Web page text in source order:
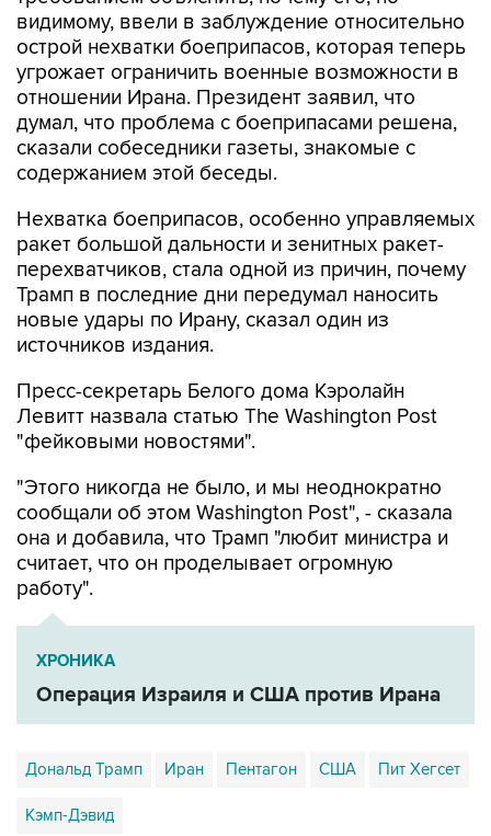
видимому, ввели в заблуждение относительно
острой нехватки боеприпасов, которая теперь
угрожает ограничить военные возможности в
отношении Ирана. Президент заявил, что
думал, что проблема с боеприпасами решена,
сказали собеседники газеты, знакомые с
содержанием этой беседы.
Нехватка боеприпасов, особенно управляемых
ракет большой дальности и зенитных ракет-
перехватчиков, стала одной из причин, почему
Трамп в последние дни передумал наносить
новые удары по Ирану, сказал один из
источников издания.
Пресс-секретарь Белого дома Кэролайн
Левитт назвала статью The Washington Post
"фейковыми новостями".
"Этого никогда не было, и мы неоднократно
сообщали об этом Washington Post", - сказала
она и добавила, что Трамп "любит министра и
считает, что он проделывает огромную
работу".
ХРОНИКА
Операция Израиля и США против Ирана
Дональд Трамп Иран Пентагон США Пит Хегсет
Кэмп-Дэвид